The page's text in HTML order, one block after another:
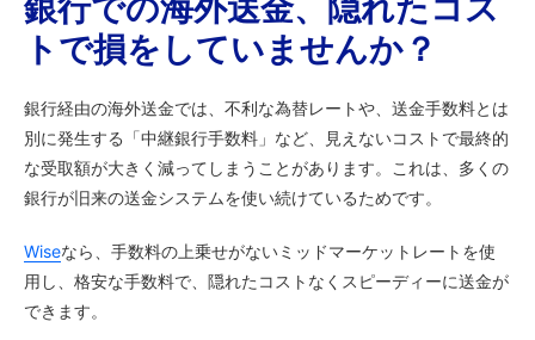
銀行での海外送金、隠れたコス
トで損をしていませんか？
銀行経由の海外送金では、不利な為替レートや、送金手数料とは
別に発生する「中継銀行手数料」など、見えないコストで最終的
な受取額が大きく減ってしまうことがあります。これは、多くの
銀行が旧来の送金システムを使い続けているためです。
Wiseなら、手数料の上乗せがないミッドマーケットレートを使
用し、格安な手数料で、隠れたコストなくスピーディーに送金が
できます。